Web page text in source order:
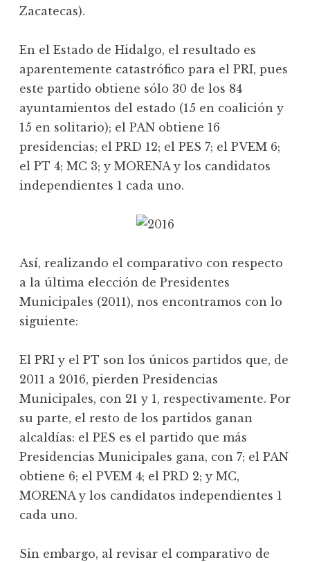
Zacatecas).
En el Estado de Hidalgo, el resultado es
aparentemente catastrófico para el PRI, pues
este partido obtiene sólo 30 de los 84
ayuntamientos del estado (15 en coalición y
15 en solitario); el PAN obtiene 16
presidencias; el PRD 12; el PES 7; el PVEM 6;
el PT 4; MC 3; y MORENA y los candidatos
independientes 1 cada uno.
Así, realizando el comparativo con respecto
a la última elección de Presidentes
Municipales (2011), nos encontramos con lo
siguiente:
El PRI y el PT son los únicos partidos que, de
2011 a 2016, pierden Presidencias
Municipales, con 21 y 1, respectivamente. Por
su parte, el resto de los partidos ganan
alcaldías: el PES es el partido que más
Presidencias Municipales gana, con 7; el PAN
obtiene 6; el PVEM 4; el PRD 2; y MC,
MORENA y los candidatos independientes 1
cada uno.
Sin embargo, al revisar el comparativo de